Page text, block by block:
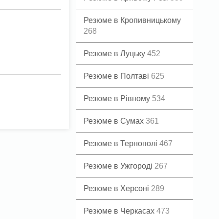
Резюме в Кропивницькому
268
Резюме в Луцьку 452
Резюме в Полтаві 625
Резюме в Рівному 534
Резюме в Сумах 361
Резюме в Тернополі 467
Резюме в Ужгороді 267
Резюме в Херсоні 289
Резюме в Черкасах 473